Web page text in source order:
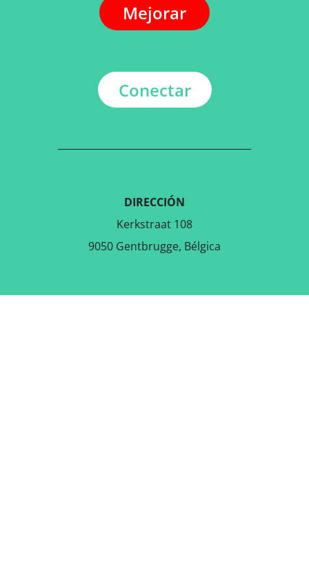
Mejorar
Conectar
DIRECCIÓN
Kerkstraat 108
9050 Gentbrugge, Bélgica